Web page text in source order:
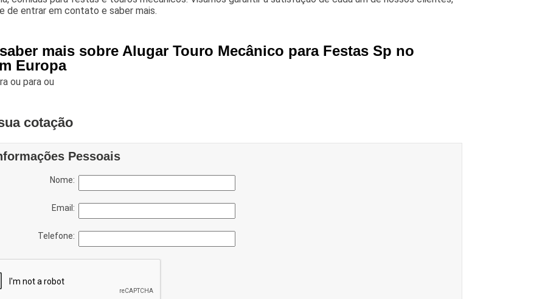
de entrar em contato e saber mais.
mais sobre Alugar Touro Mecânico para Festas Sp no
Europa
ou paraou
cotação
Pessoais
Nome:
Email:
Telefone: